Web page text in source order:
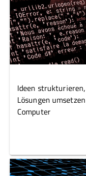
Ideen
Lösungen
Computer